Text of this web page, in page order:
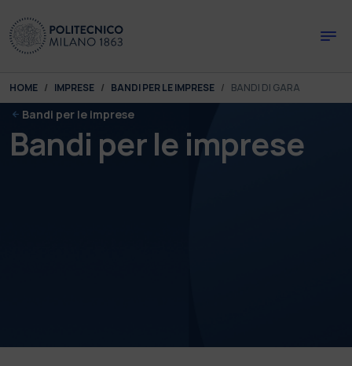
You are here:
HOME IMPRESE BANDI PER LE IMPRESE BANDI DI GARA
Bandi per le imprese
Bandi per le imprese